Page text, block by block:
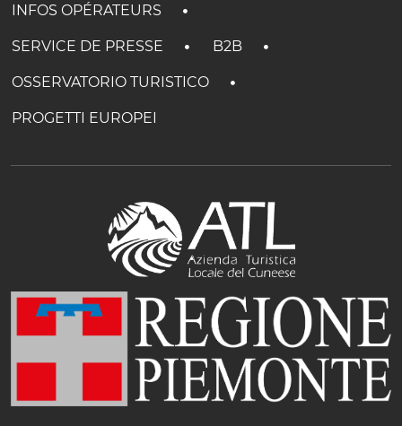
INFOS OPÉRATEURS
SERVICE DE PRESSE B2B
OSSERVATORIO TURISTICO
PROGETTI EUROPEI